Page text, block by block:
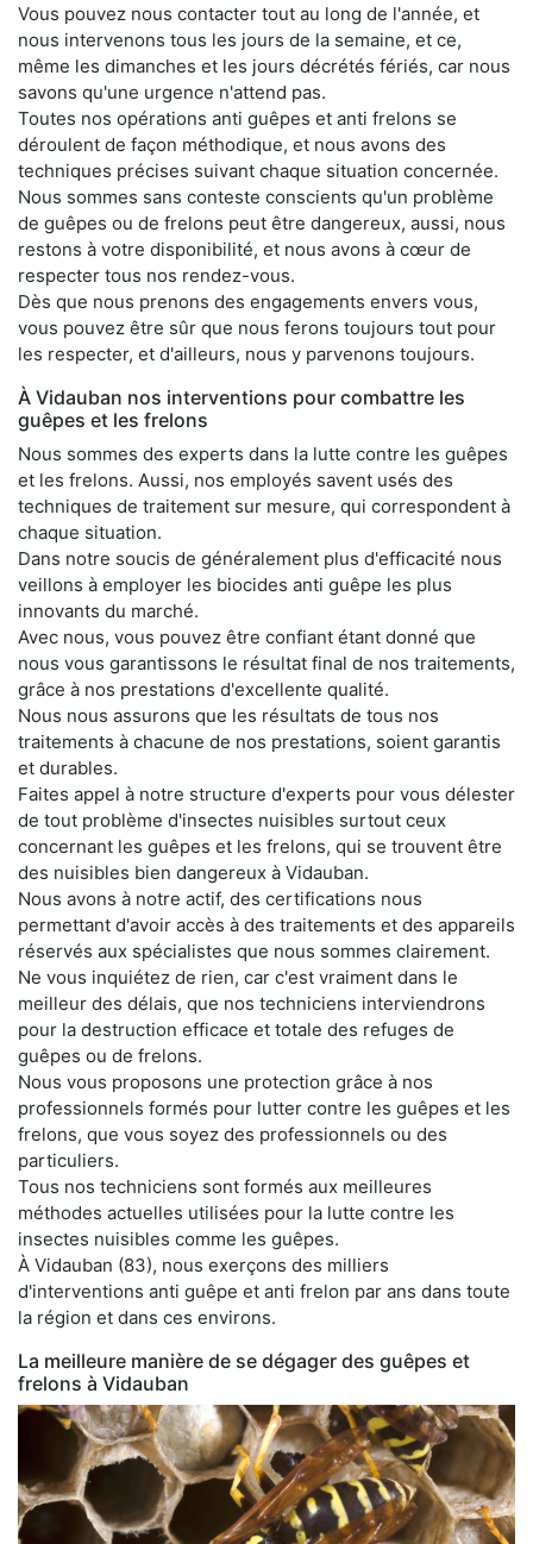
Vous pouvez nous contacter tout au long de l'année, et
nous intervenons tous les jours de la semaine, et ce,
même les dimanches et les jours décrétés fériés, car nous
savons qu'une urgence n'attend pas.
Toutes nos opérations anti guêpes et anti frelons se
déroulent de façon méthodique, et nous avons des
techniques précises suivant chaque situation concernée.
Nous sommes sans conteste conscients qu'un problème
de guêpes ou de frelons peut être dangereux, aussi, nous
restons à votre disponibilité, et nous avons à cœur de
respecter tous nos rendez-vous.
Dès que nous prenons des engagements envers vous,
vous pouvez être sûr que nous ferons toujours tout pour
les respecter, et d'ailleurs, nous y parvenons toujours.
À Vidauban nos interventions pour combattre les
guêpes et les frelons
Nous sommes des experts dans la lutte contre les guêpes
et les frelons. Aussi, nos employés savent usés des
techniques de traitement sur mesure, qui correspondent à
chaque situation.
Dans notre soucis de généralement plus d'efficacité nous
veillons à employer les biocides anti guêpe les plus
innovants du marché.
Avec nous, vous pouvez être confiant étant donné que
nous vous garantissons le résultat final de nos traitements,
grâce à nos prestations d'excellente qualité.
Nous nous assurons que les résultats de tous nos
traitements à chacune de nos prestations, soient garantis
et durables.
Faites appel à notre structure d'experts pour vous délester
de tout problème d'insectes nuisibles surtout ceux
concernant les guêpes et les frelons, qui se trouvent être
des nuisibles bien dangereux à Vidauban.
Nous avons à notre actif, des certifications nous
permettant d'avoir accès à des traitements et des appareils
réservés aux spécialistes que nous sommes clairement.
Ne vous inquiétez de rien, car c'est vraiment dans le
meilleur des délais, que nos techniciens interviendrons
pour la destruction efficace et totale des refuges de
guêpes ou de frelons.
Nous vous proposons une protection grâce à nos
professionnels formés pour lutter contre les guêpes et les
frelons, que vous soyez des professionnels ou des
particuliers.
Tous nos techniciens sont formés aux meilleures
méthodes actuelles utilisées pour la lutte contre les
insectes nuisibles comme les guêpes.
À Vidauban (83), nous exerçons des milliers
d'interventions anti guêpe et anti frelon par ans dans toute
la région et dans ces environs.
La meilleure manière de se dégager des guêpes et
frelons à Vidauban